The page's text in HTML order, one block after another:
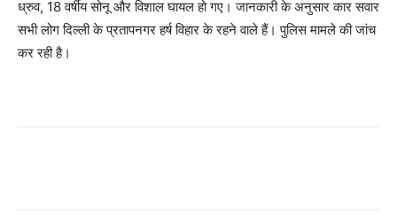
ध्रुव, 18 वर्षीय सोनू और विशाल घायल हो गए। जानकारी के अनुसार कार सवार
सभी लोग दिल्ली के प्रतापनगर हर्ष विहार के रहने वाले हैं। पुलिस मामले की जांच
कर रही है।